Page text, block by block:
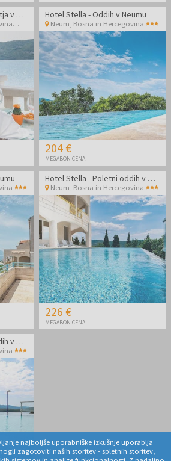
Hotel Nova - Konec poletja v Neumu Hotel Stella - Oddih v Neumu
Neum Bosna in Hercegovina
204 €
MEGABON CENA
Hotel Stella - Poletni oddih v Neumu
Neum Bosna in Hercegovina
226 €
MEGABON CENA
Hotel Stella - Poletni oddih v Neumu
najboljše uporabniške izkušnje uporablja
zagotoviti naših storitev - spletnih storitev,